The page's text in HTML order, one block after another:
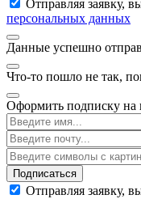
Отправляя заявку,
персональных данных
Данные успешно
Что-то пошло не так,
Оформить подписку на
Подписаться
Отправляя заявку,